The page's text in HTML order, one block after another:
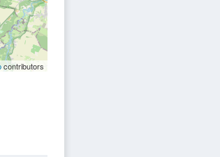
contributors